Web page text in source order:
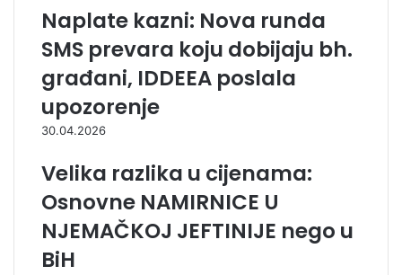
Naplate kazni: Nova runda
SMS prevara koju dobijaju bh.
građani, IDDEEA poslala
upozorenje
30.04.2026
Velika razlika u cijenama:
Osnovne NAMIRNICE U
NJEMAČKOJ JEFTINIJE nego u
BiH